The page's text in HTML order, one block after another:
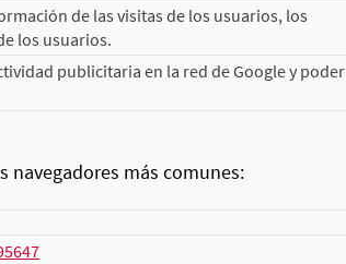
de las visitas de los usuarios, los
los usuarios.
publicitaria en la red de Google y poder
navegadores más comunes: